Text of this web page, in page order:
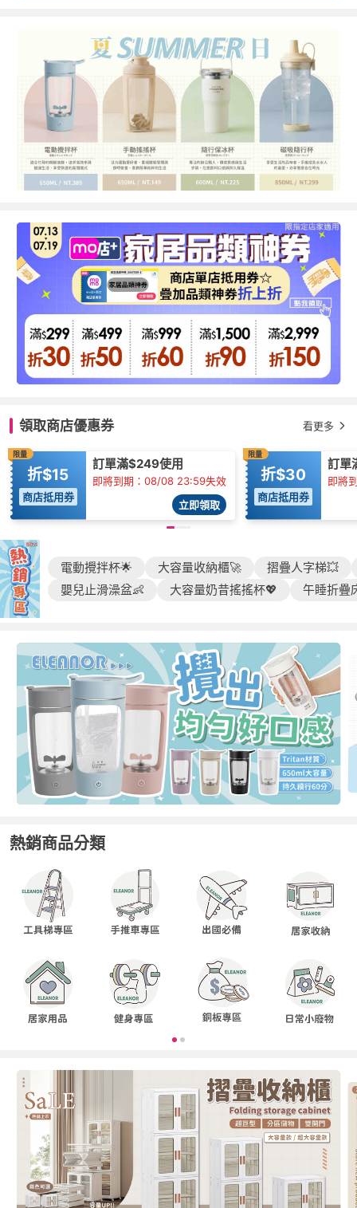
領取商店優惠券 看更多
限量
折$15
商店抵用券
訂單滿$249使用
即將到期：08/08 23:59失效
立即領取
限量
折$30
商店抵用券
訂單
即將
電動攪拌杯🌟 大容量收納櫃🚀
摺疊人字梯💥
嬰兒止滑澡盆👶
大容量奶昔搖搖杯💖 午睡折疊
熱銷商品分類